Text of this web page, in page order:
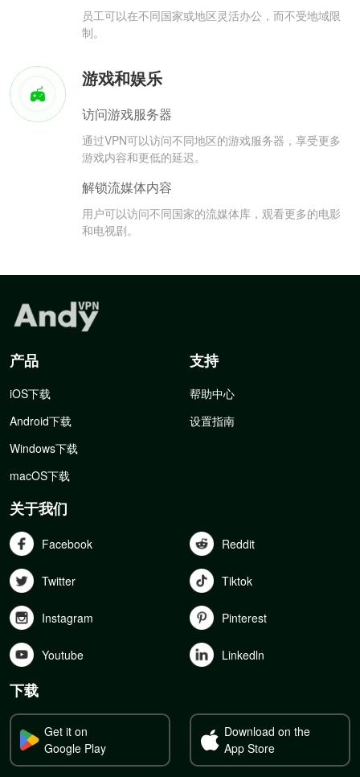
员工可以在不同国家或地区灵活办公，而不受地域限
制。
游戏和娱乐
访问游戏服务器
通过VPN可以访问不同地区的游戏服务器，享受更多
游戏内容和更低的延迟。
解锁流媒体内容
用户可以访问不同国家的流媒体库，观看更多的电影
和电视剧。
产品
iOS下载
Android下载
Windows下载
macOS下载
支持
帮助中心
设置指南
关于我们
Facebook Reddit
Twitter Tiktok
Instagram Pinterest
Youtube Linkedln
下载
Get it on
Google Play
Download on the
App Store